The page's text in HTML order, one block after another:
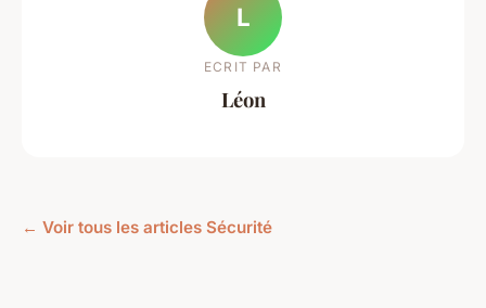
L
ECRIT PAR
Léon
← Voir tous les articles Sécurité